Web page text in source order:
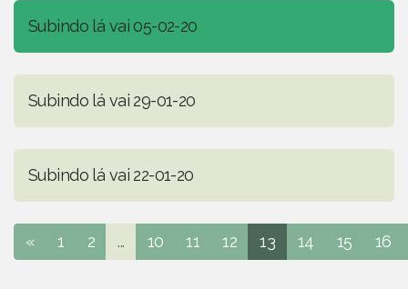
Subindo lá vai 05-02-20
Subindo lá vai 29-01-20
Subindo lá vai 22-01-20
« 1 2 ... 10 11 12 13 14 15 16